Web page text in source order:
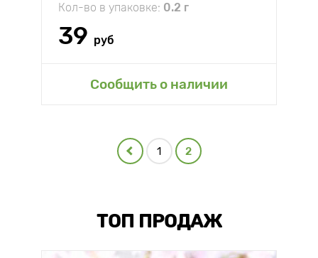
Кол-во в упаковке: 0.2 г
39 руб
Сообщить о наличии
1 2
ТОП ПРОДАЖ